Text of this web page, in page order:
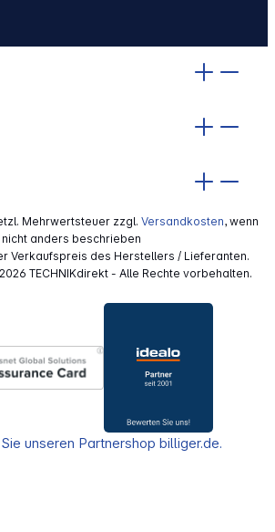
Mehrwertsteuer zzgl. Versandkosten, wenn
nicht anders beschrieben
Verkaufspreis des Herstellers / Lieferanten.
TECHNIKdirekt - Alle Rechte vorbehalten.